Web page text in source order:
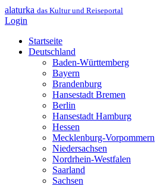
alaturka das Kultur und Reiseportal
Login
Startseite
Deutschland
Baden-Württemberg
Bayern
Brandenburg
Hansestadt Bremen
Berlin
Hansestadt Hamburg
Hessen
Mecklenburg-Vorpommern
Niedersachsen
Nordrhein-Westfalen
Saarland
Sachsen